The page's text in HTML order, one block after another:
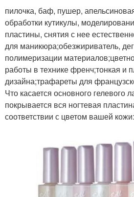
пилочка, баф, пушер,
обработки кутикулы,
пластины, снятия с нее
для маникюра;обезжириватель,
полимеризации
работы в технике френч;тонкая и
дизайна;трафареты для
Что касается основного гелевого
покрывается вся ногтевая
соответствии с цветом вашей кожи: